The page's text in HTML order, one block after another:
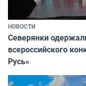
НОВОСТИ
Северянки
всероссийского
Русь»